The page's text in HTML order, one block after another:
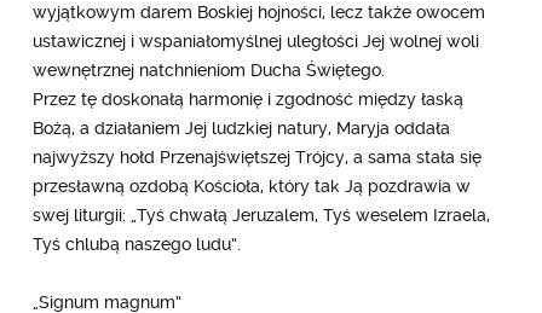
wyjątkowym darem Boskiej hojności, lecz także owocem
ustawicznej i wspaniałomyślnej uległości Jej wolnej woli
wewnętrznej natchnieniom Ducha Świętego.
Przez tę doskonałą harmonię i zgodność między łaską
Bożą, a działaniem Jej ludzkiej natury, Maryja oddała
najwyższy hołd Przenajświętszej Trójcy, a sama stała się
przesławną ozdobą Kościoła, który tak Ją pozdrawia w
swej liturgii: „Tyś chwałą Jeruzalem, Tyś weselem Izraela,
Tyś chlubą naszego ludu”.
„Signum magnum”